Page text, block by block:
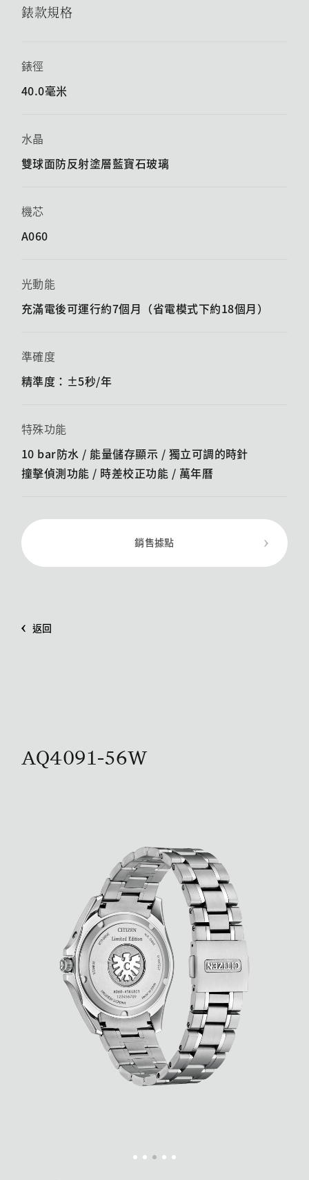
錶款規格
錶徑
40.0毫米
水晶
雙球面防反射塗層藍寶石玻璃
機芯
A060
光動能
充滿電後可運行約7個月（省電模式下約18個月）
準確度
精準度：±5秒/年
特殊功能
10 bar防水 / 能量儲存顯示 / ​​獨立可調的時針
撞擊偵測功能 / ​​時差校正功能 / 萬年曆
銷售據點
返回
AQ4091-56W